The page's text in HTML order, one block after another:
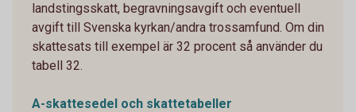
landstingsskatt, begravningsavgift och eventuell
avgift till Svenska kyrkan/andra trossamfund. Om din
skattesats till exempel är 32 procent så använder du
tabell 32.
A-skattesedel och skattetabeller